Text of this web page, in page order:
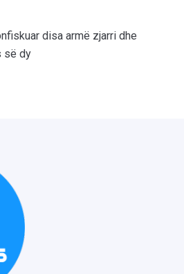
disa armë zjarri dhe
së dy